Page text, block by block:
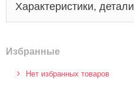
Характеристики, детали
Избранные
Нет избранных товаров